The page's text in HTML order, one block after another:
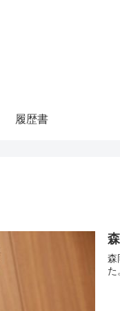
履歴書
森